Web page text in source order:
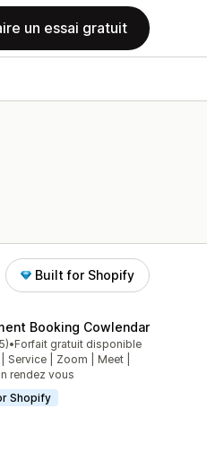
un essai gratuit
Built for Shopify
Booking Cowlendar
sur 5
total
•Forfait gratuit disponible
Service | Zoom | Meet |
rendez vous
Shopify